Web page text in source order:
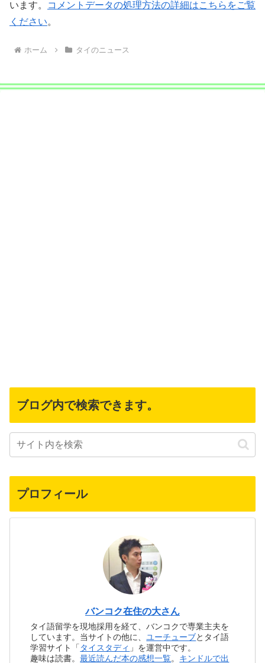
います。
コメントデータの処理方法の詳細はこちらをご覧
ください。
ホーム タイのニュース
ブログ内で検索できます。
プロフィール
バンコク在住の大さん
タイ語留学を現地採用を経て、バンコクで専業主夫を
しています。当サイトの他に、 ユーチューブとタイ語
学習サイト「 タイスタディ 」を運営中です。
趣味は読書。最近読んだ本の感想一覧。 キンドルで出